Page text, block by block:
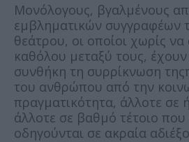
Μονόλογους, βγαλμένους
εμβληματικών συγγραφέων
θεάτρου, οι οποίοι χωρίς να
καθόλου μεταξύ τους,
συνθήκη τη συρρίκνωση
του ανθρώπου από την
πραγματικότητα, άλλοτε σε
άλλοτε σε βαθμό τέτοιο που
οδηγούνται σε ακραία